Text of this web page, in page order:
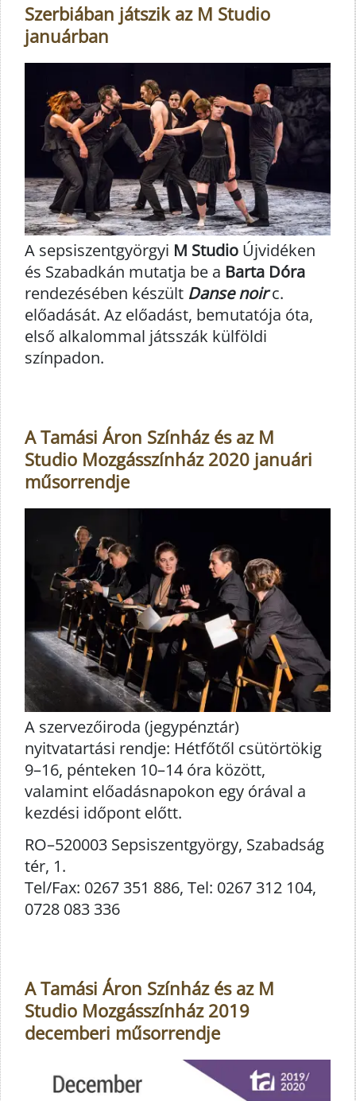
Szerbiában játszik az M Studio
januárban
A sepsiszentgyörgyi M Studio Újvidéken
és Szabadkán mutatja be a Barta Dóra
rendezésében készült Danse noirc.
előadását. Az előadást, bemutatója óta,
első alkalommal játsszák külföldi
színpadon.
A Tamási Áron Színház és az M
Studio Mozgásszínház 2020 januári
műsorrendje
A szervezőiroda (jegypénztár)
nyitvatartási rendje: Hétfőtől csütörtökig
9–16, pénteken 10–14 óra között,
valamint előadásnapokon egy órával a
kezdési időpont előtt.
RO–520003 Sepsiszentgyörgy, Szabadság
tér, 1.
Tel/Fax: 0267 351 886, Tel: 0267 312 104,
0728 083 336
A Tamási Áron Színház és az M
Studio Mozgásszínház 2019
decemberi műsorrendje